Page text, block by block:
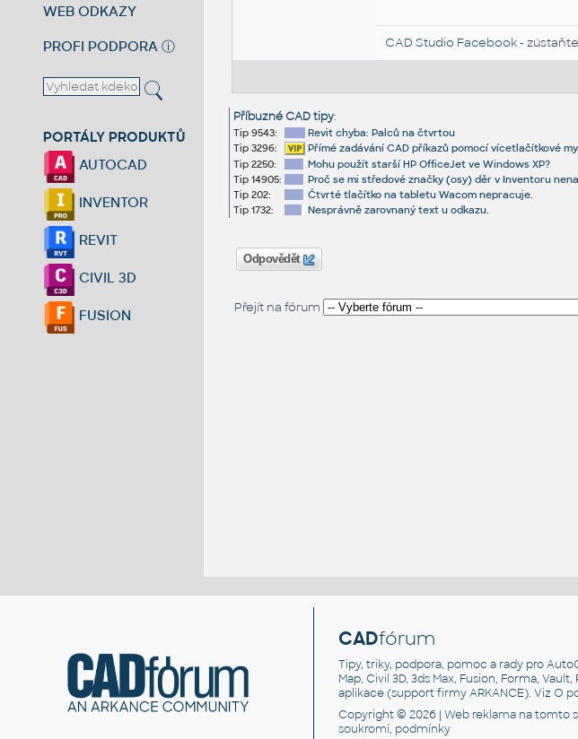
WEB ODKAZY
PROFI PODPORA ⓘ
PORTÁLY PRODUKTŮ
AUTOCAD
INVENTOR
REVIT
CIVIL 3D
FUSION
CAD Studio Facebook-
Příbuzné CAD tipy:
Tip 9543:
Revit chyba: Palců na čtvrtou
Tip 3296:
Přímé zadávání CAD příkazů pomocí vícetlačítkové
Tip 2250:
Mohu použít starší HP OfficeJet ve Windows XP?
Tip 14905:
Proč se mi středové značky (osy) děr v Inventoru
Tip 202:
Čtvrté tlačítko na tabletu Wacom nepracuje.
Tip 1732:
Nesprávně zarovnaný text u odkazu.
Odpovědět
Přejít na fórum
CADfórum
Tipy, triky, podpora, pomoc a rady pro
Map, Civil 3D, 3ds Max, Fusion, Forma,
aplikace (support firmy ARKANCE). VizO
Copyright © 2026 |Web reklama na tomto
soukromí, podmínky